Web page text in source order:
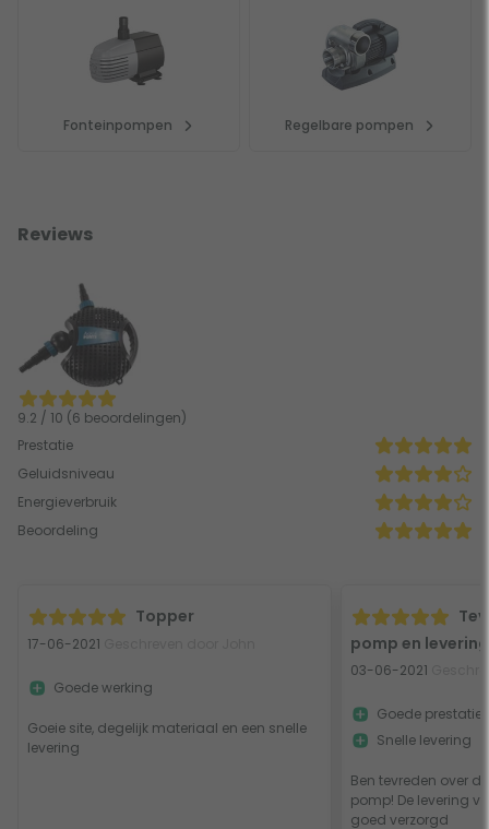
Fonteinpompen Regelbare pompen
Reviews
9.2 / 10 (6 beoordelingen)
Prestatie
Geluidsniveau
Energieverbruik
Beoordeling
Topper
17-06-2021
Goeie site, degelijk materiaal en een snelle
levering
Goede werking
pomp en levering
03-06-2021
Ben tevreden over
pomp! De levering
goed verzorgd
Goede prestatie
Snelle levering